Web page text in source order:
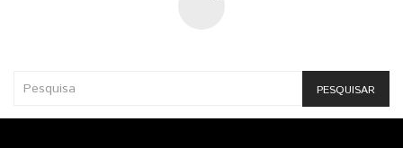
PESQUISAR